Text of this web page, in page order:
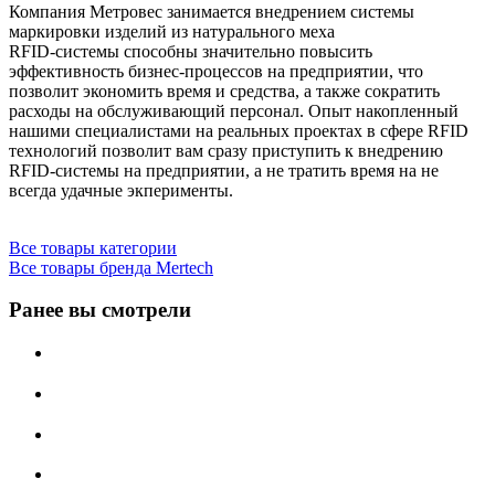
Компания Метровес занимается внедрением системы
маркировки изделий из натурального меха
RFID-системы способны значительно повысить
эффективность бизнес-процессов на предприятии, что
позволит экономить время и средства, а также сократить
расходы на обслуживающий персонал. Опыт накопленный
нашими специалистами на реальных проектах в сфере RFID
технологий позволит вам сразу приступить к внедрению
RFID-системы на предприятии, а не тратить время на не
всегда удачные экперименты.
Все товары категории
Все товары бренда Mertech
Ранее вы смотрели